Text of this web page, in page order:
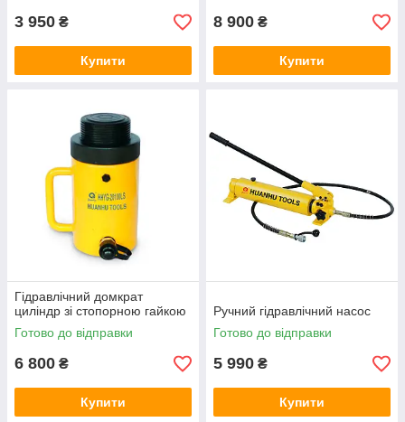
3 950 ₴
Купити
8 900 ₴
Купити
Гідравлічний домкрат
циліндр зі стопорною гайкою
Готово до відправки
6 800 ₴
Купити
Ручний гідравлічний насос
Готово до відправки
5 990 ₴
Купити